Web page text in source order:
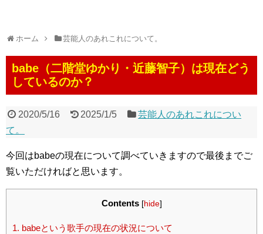
ホーム 芸能人のあれこれについて。
babe（二階堂ゆかり・近藤智子）は現在どう
しているのか？
2020/5/16 2025/1/5
芸能人のあれこれについ
て。
今回はbabeの現在について調べていきますので最後までご
覧いただければと思います。
Contents [hide]
1. babeという歌手の現在の状況について